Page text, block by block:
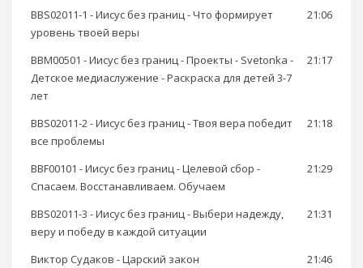
BBS02011-1 - Иисус без границ - Что формирует
уровень твоей веры
21:06
BBM00501 - Иисус без границ - Проекты - Svetonka -
Детское медиаслужение - Раскраска для детей 3-7
лет
21:17
BBS02011-2 - Иисус без границ - Твоя вера победит
все проблемы
21:18
BBF00101 - Иисус без границ - Целевой сбор -
Спасаем. Восстанавливаем. Обучаем
21:29
BBS02011-3 - Иисус без границ - Выбери надежду,
веру и победу в каждой ситуации
21:31
Виктор Судаков - Царский закон
21:46